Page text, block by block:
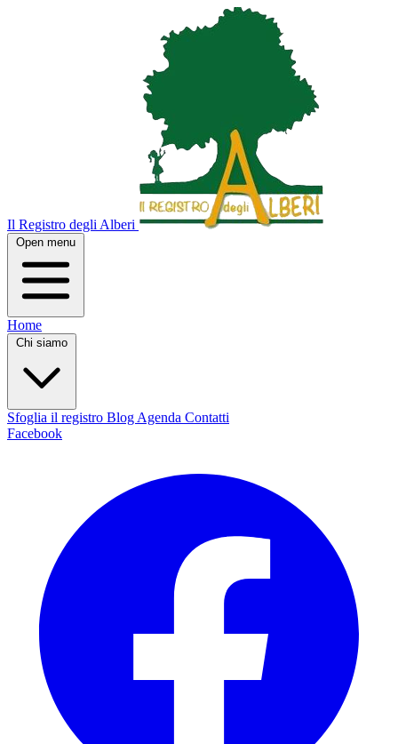
Il Registro degli Alberi
Open menu
Home
Chi siamo
Sfoglia il registro Blog Agenda Contatti
Facebook